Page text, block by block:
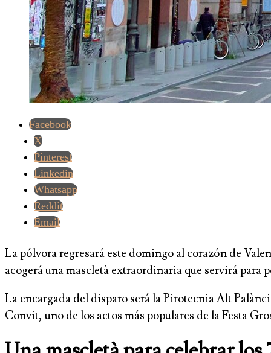
Facebook
X
Pinterest
Linkedin
Whatsapp
Reddit
Email
La pólvora regresará este domingo al corazón de
acogerá una mascletà extraordinaria que servirá para
La encargada del disparo será la Pirotecnia Alt
Convit, uno de los actos más populares de la Festa